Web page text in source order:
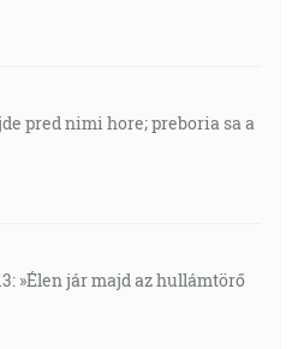
pred nimi hore; preboria sa a
»Élen jár majd az hullámtörő